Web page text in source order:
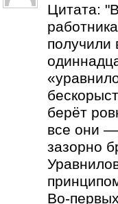
Цитата:
берёт
все они
зазорно
Во-